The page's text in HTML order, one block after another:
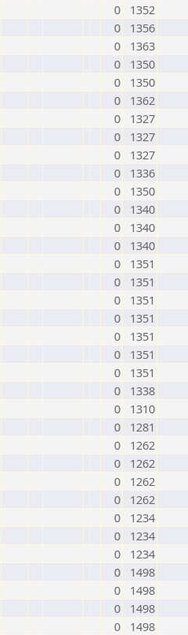
0
1352
0
1356
0
1363
0
1350
0
1350
0
1362
0
1327
0
1327
0
1327
0
1336
0
1350
0
1340
0
1340
0
1340
0
1351
0
1351
0
1351
0
1351
0
1351
0
1351
0
1351
0
1338
0
1310
0
1281
0
1262
0
1262
0
1262
0
1262
0
1234
0
1234
0
1234
0
1498
0
1498
0
1498
0
1498